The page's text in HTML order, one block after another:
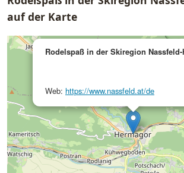
auf der Karte
Rodelspaß in der Skiregion
Web: https://www.nassfeld.at/de